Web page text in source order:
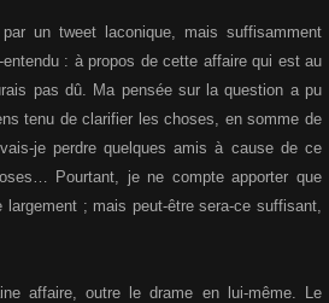
un tweet laconique, mais suffisamment
: à propos de cette affaire qui est au
pas dû. Ma pensée sur la question a pu
tenu de clarifier les choses, en somme de
je perdre quelques amis à cause de ce
Pourtant, je ne compte apporter que
largement ; mais peut-être sera-ce suffisant,
affaire, outre le drame en lui-même. Le